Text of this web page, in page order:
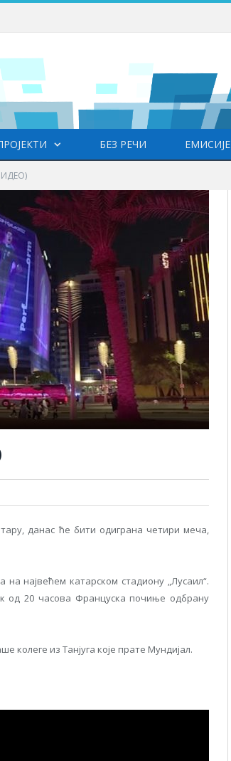
БЕЗ РЕЧИ ЕМИСИЈЕ
данас ће бити одиграна четири меча,
највећем катарском стадиону „Лусаил“.
од 20 часова Француска почиње одбрану
колеге из Танјуга које прате Мундијал.